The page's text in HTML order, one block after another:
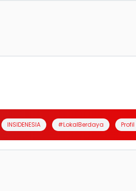
INSIDENESIA #LokalBerdaya